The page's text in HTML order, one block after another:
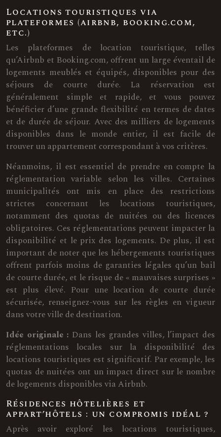
Locations touristiques via
plateformes (airbnb, booking.com,
etc.)
Les plateformes de location touristique, telles
qu’Airbnb et Booking.com, offrent un large éventail de
logements meublés et équipés, disponibles pour des
séjours de courte durée. La réservation est
généralement simple et rapide, et vous pouvez
bénéficier d’une grande flexibilité en termes de dates
et de durée de séjour. Avec des milliers de logements
disponibles dans le monde entier, il est facile de
trouver un appartement correspondant à vos critères.
Néanmoins, il est essentiel de prendre en compte la
réglementation variable selon les villes. Certaines
municipalités ont mis en place des restrictions
strictes concernant les locations touristiques,
notamment des quotas de nuitées ou des licences
obligatoires. Ces réglementations peuvent impacter la
disponibilité et le prix des logements. De plus, il est
important de noter que les hébergements touristiques
offrent parfois moins de garanties légales qu’un bail
de courte durée, et le risque de « mauvaises surprises »
est plus élevé. Pour une location de courte durée
sécurisée, renseignez-vous sur les règles en vigueur
dans votre ville de destination.
Idée originale : Dans les grandes villes, l’impact des
réglementations locales sur la disponibilité des
locations touristiques est significatif. Par exemple, les
quotas de nuitées ont un impact direct sur le nombre
de logements disponibles via Airbnb.
Résidences hôtelières et
appart’hôtels : un compromis idéal ?
Après avoir exploré les locations touristiques,